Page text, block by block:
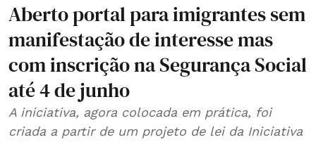
Aberto portal para imigrantes sem
manifestação de interesse mas
com inscrição na Segurança Social
até 4 de junho
A iniciativa, agora colocada em prática, foi
criada a partir de um projeto de lei da Iniciativa